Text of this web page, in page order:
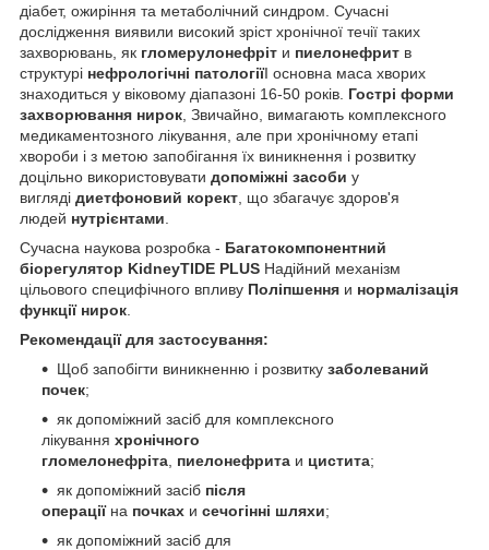
діабет, ожиріння та метаболічний синдром. Сучасні
дослідження виявили високий зріст хронічної течії таких
захворювань, як гломерулонефріт и пиелонефрит в
структурі нефрологічні патологіїІ основна маса хворих
знаходиться у віковому діапазоні 16-50 років. Гострі форми
захворювання нирок , Звичайно, вимагають комплексного
медикаментозного лікування, але при хронічному етапі
хвороби і з метою запобігання їх виникнення і розвитку
доцільно використовувати допоміжні засоби у
вигляді диетфоновий корект , що збагачує здоров'я
людей нутрієнтами
Сучасна наукова розробка - Багатокомпонентний
біорегулятор KidneyTIDE PLUS Надійний механізм
цільового специфічного впливу Поліпшення и нормалізація
функції нирок
Рекомендації для застосування:
Щоб запобігти виникненню і розвитку заболеваний
почек;
як допоміжний засіб для комплексного
лікування хронічного
гломелонефріта пиелонефрита и цистита;
як допоміжний засіб після
операціїна почках и сечогінні шляхи;
як допоміжний засіб для